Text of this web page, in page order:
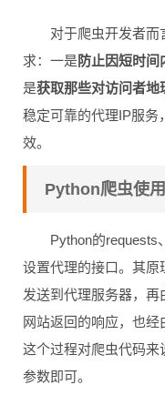
对于爬虫开发者而
求：一是防止因短时
是获取那些对访问者地
稳定可靠的代理IP服务
效。
Python爬虫使
Python的requests
设置代理的接口。其原
发送到代理服务器，
网站返回的响应，也经
这个过程对爬虫代码来
参数即可。